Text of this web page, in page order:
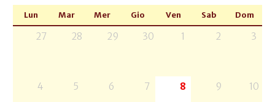
Lun Mar Mer Gio Ven Sab Dom
27 28 29 30 1 2 3
4 5 6 7 8 9 10